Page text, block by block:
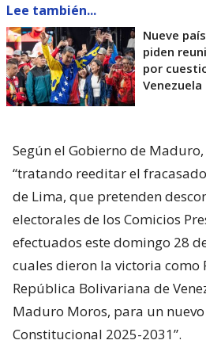
Lee también...
Nueve
piden
por
Venezuela
Según el Gobierno de
“tratando reeditar el
de Lima, que pretenden
electorales de los Comicios
efectuados este domingo 28
cuales dieron la victoria como
República Bolivariana de
Maduro Moros, para un
Constitucional 2025-2031”.